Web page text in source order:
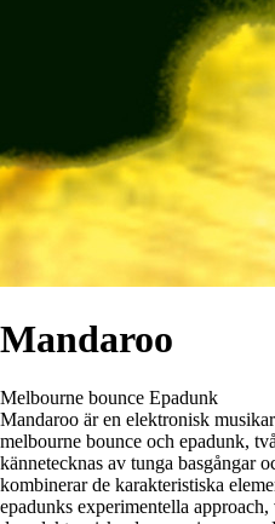
Mandaroo
Melbourne bounce Epadunk
Mandaroo är en elektronisk
melbourne bounce och epadunk,
kännetecknas av tunga basgångar
kombinerar de karakteristiska
epadunks experimentella